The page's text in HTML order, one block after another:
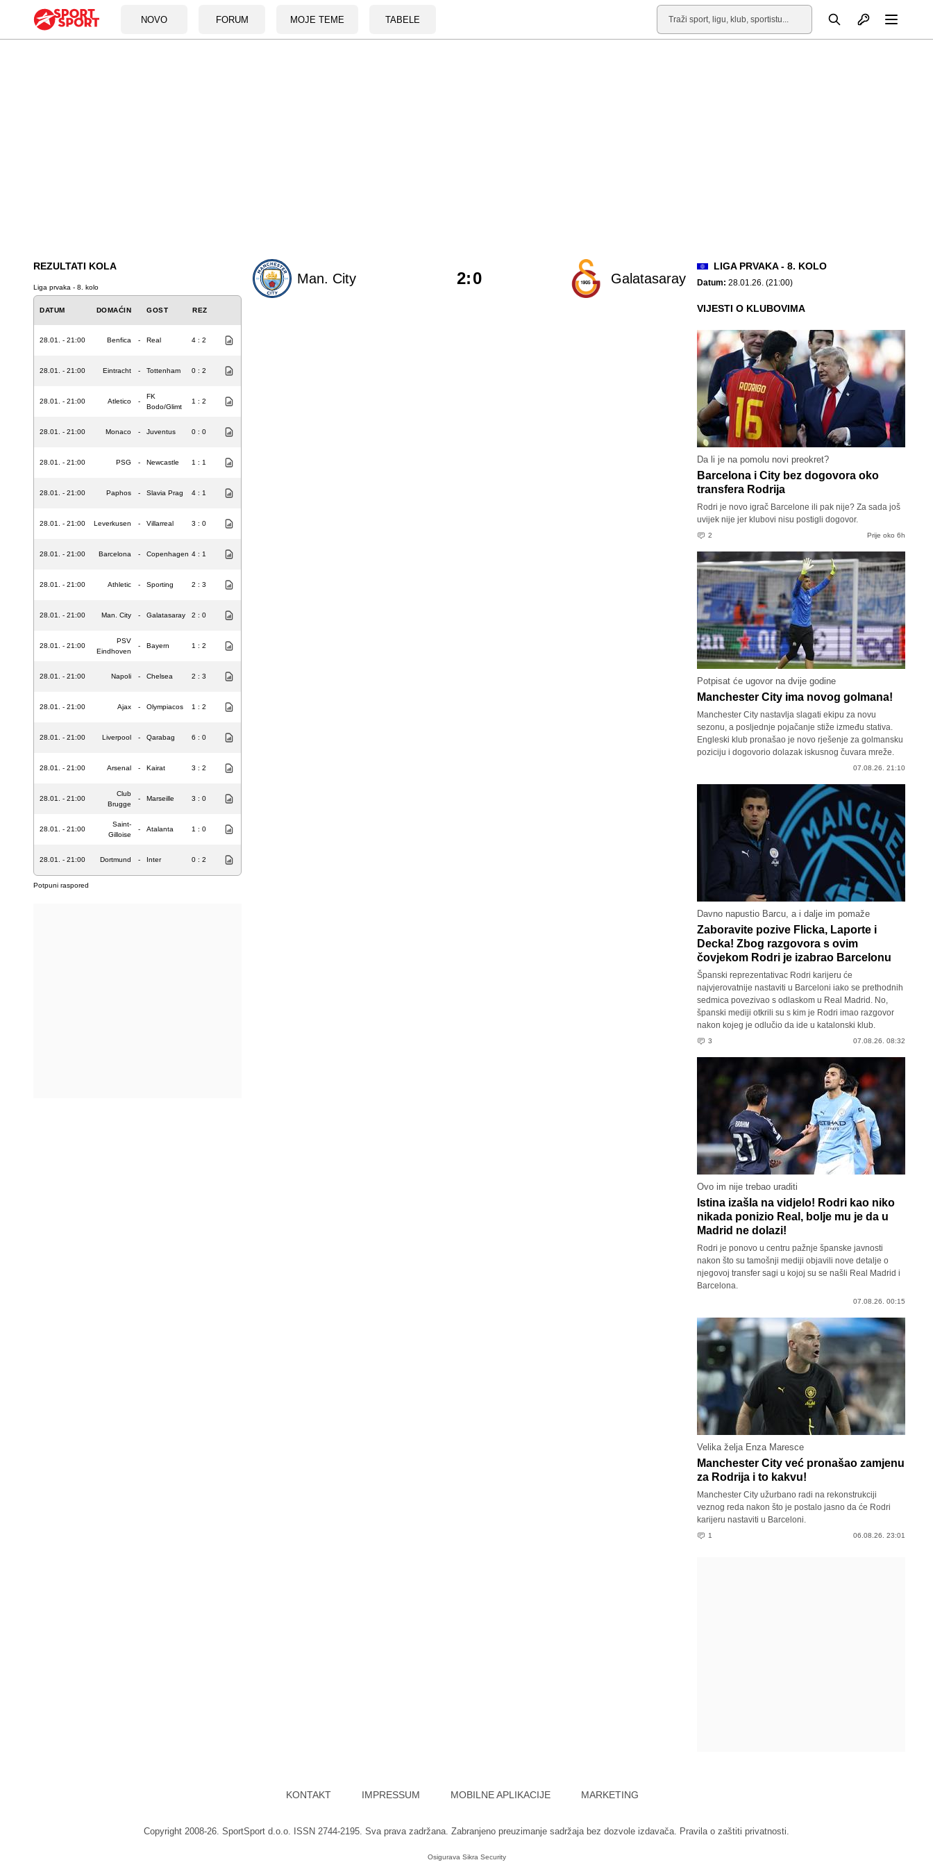
NOVO FORUM MOJE TEME TABELE
Pretraga Otvori profil
REZULTATI KOLA
Liga prvaka - 8. kolo
DATUM DOMAĆIN GOST REZ
28.01. - 21:00 Benfica - Real 4 : 2
28.01. - 21:00 Eintracht - Tottenham 0 : 2
28.01. - 21:00 Atletico -
FK
Bodo/Glimt
1 : 2
28.01. - 21:00 Monaco - Juventus 0 : 0
28.01. - 21:00 PSG - Newcastle 1 : 1
28.01. - 21:00 Paphos - Slavia Prag 4 : 1
28.01. - 21:00 Leverkusen - Villarreal 3 : 0
28.01. - 21:00 Barcelona - Copenhagen 4 : 1
28.01. - 21:00 Athletic - Sporting 2 : 3
28.01. - 21:00 Man. City - Galatasaray 2 : 0
28.01. - 21:00
PSV
Eindhoven
- Bayern 1 : 2
28.01. - 21:00 Napoli - Chelsea 2 : 3
28.01. - 21:00 Ajax - Olympiacos 1 : 2
28.01. - 21:00 Liverpool - Qarabag 6 : 0
28.01. - 21:00 Arsenal - Kairat 3 : 2
28.01. - 21:00
Club
Brugge
- Marseille 3 : 0
28.01. - 21:00
Saint-
Gilloise
- Atalanta 1 : 0
28.01. - 21:00 Dortmund - Inter 0 : 2
Potpuni raspored
Man. City Galatasaray
2:0
LIGA PRVAKA - 8. KOLO
Datum: 28.01.26. (21:00)
VIJESTI O KLUBOVIMA
Da li je na pomolu novi preokret?
Barcelona i City bez dogovora oko
transfera Rodrija
Rodri je novo igrač Barcelone ili pak nije? Za sada još
uvijek nije jer klubovi nisu postigli dogovor.
2 Prije oko 6h
Potpisat će ugovor na dvije godine
Manchester City ima novog golmana!
Manchester City nastavlja slagati ekipu za novu
sezonu, a posljednje pojačanje stiže između stativa.
Engleski klub pronašao je novo rješenje za golmansku
poziciju i dogovorio dolazak iskusnog čuvara mreže.
07.08.26. 21:10
Davno napustio Barcu, a i dalje im pomaže
Zaboravite pozive Flicka, Laporte i
Decka! Zbog razgovora s ovim
čovjekom Rodri je izabrao Barcelonu
Španski reprezentativac Rodri karijeru će
najvjerovatnije nastaviti u Barceloni iako se prethodnih
sedmica povezivao s odlaskom u Real Madrid. No,
španski mediji otkrili su s kim je Rodri imao razgovor
nakon kojeg je odlučio da ide u katalonski klub.
3 07.08.26. 08:32
Ovo im nije trebao uraditi
Istina izašla na vidjelo! Rodri kao niko
nikada ponizio Real, bolje mu je da u
Madrid ne dolazi!
Rodri je ponovo u centru pažnje španske javnosti
nakon što su tamošnji mediji objavili nove detalje o
njegovoj transfer sagi u kojoj su se našli Real Madrid i
Barcelona.
07.08.26. 00:15
Velika želja Enza Maresce
Manchester City već pronašao zamjenu
za Rodrija i to kakvu!
Manchester City užurbano radi na rekonstrukciji
veznog reda nakon što je postalo jasno da će Rodri
karijeru nastaviti u Barceloni.
1 06.08.26. 23:01
KONTAKT IMPRESSUM MOBILNE APLIKACIJE MARKETING
Copyright 2008-26. SportSport d.o.o. ISSN 2744-2195. Sva prava zadržana. Zabranjeno preuzimanje sadržaja bez dozvole izdavača. Pravila o zaštiti privatnosti.
Osigurava Sikra Security